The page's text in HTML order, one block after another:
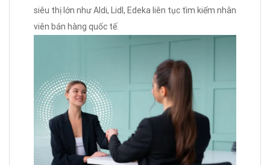
siêu thị lớn như Aldi, Lidl, Edeka liên tục tìm kiếm nhân
viên bán hàng quốc tế.